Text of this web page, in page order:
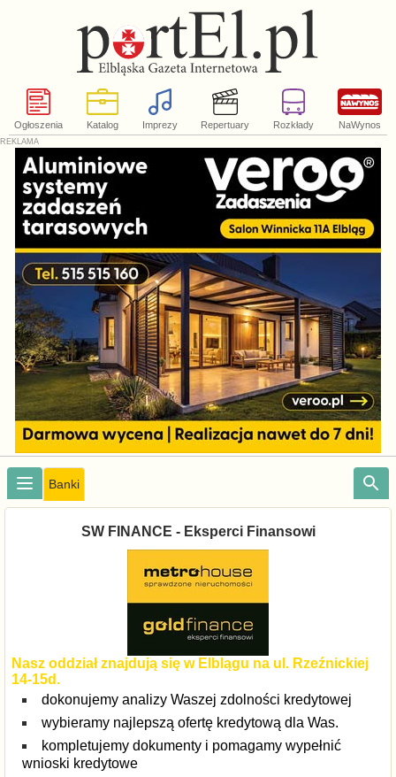
Ogłoszenia Katalog Imprezy Repertuary Rozkłady NaWynos
Banki
SW FINANCE - Eksperci Finansowi
Nasz oddział znajdują się w Elblągu na ul. Rzeźnickiej
14-15d.
dokonujemy analizy Waszej zdolności kredytowej
wybieramy najlepszą ofertę kredytową dla Was.
kompletujemy dokumenty i pomagamy wypełnić
wnioski kredytowe